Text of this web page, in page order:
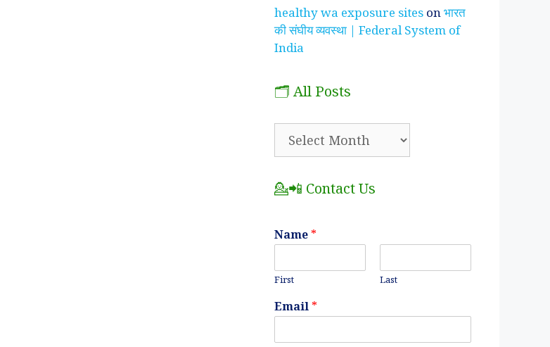
healthy wa exposure sites onभारत
की संघीय व्यवस्था | Federal System of
India
🗂️ All Posts
💁📲 Contact Us
Name *
First Last
Email *